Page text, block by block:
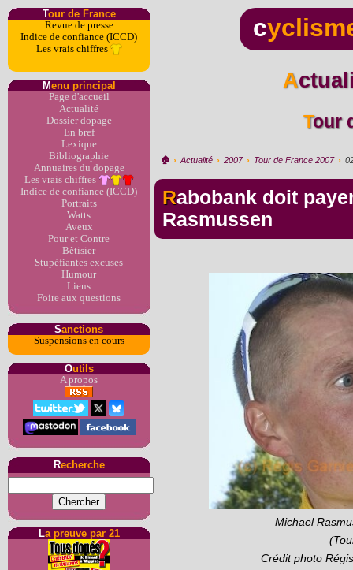
Tour de France
Revue de presse
Indice de confiance (ICCD)
Les vrais chiffres
Menu principal
Page d'accueil
Actualité
Dossier dopage
En bref
Lexique
Bibliographie
Annuaires du dopage
Les vrais chiffres
Indice de confiance (ICCD)
Portraits
Watts
Aveux
Pour et Contre
Bêtisier
Stupéfiantes excuses
Humour
Liens
Foire aux questions
Sanctions
Suspensions en cours
Outils
A propos
Recherche
La preuve par 21
c
🏠︎ › Actualité › 2007 › Tour de France 2007 ›
Rabobank doit payer 665.000 euros à
Rasmussen
Michael
Crédit photo